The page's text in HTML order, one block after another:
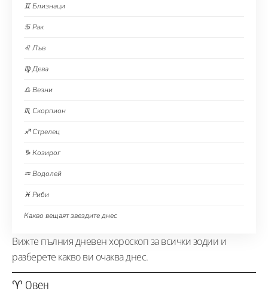
♊ Близнаци
♋ Рак
♌ Лъв
♍ Дева
♎ Везни
♏ Скорпион
♐ Стрелец
♑ Козирог
♒ Водолей
♓ Риби
Какво вещаят звездите днес
Вижте пълния дневен хороскоп за всички зодии и
разберете какво ви очаква днес.
♈ Овен